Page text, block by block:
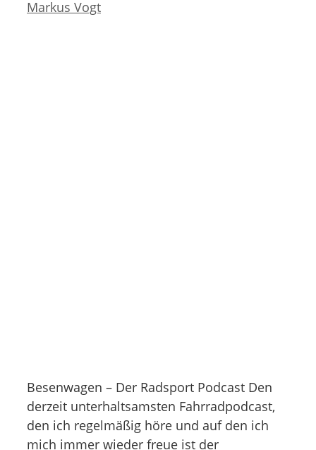
Markus Vogt
Besenwagen – Der Radsport Podcast Den
derzeit unterhaltsamsten Fahrradpodcast,
den ich regelmäßig höre und auf den ich
mich immer wieder freue ist der